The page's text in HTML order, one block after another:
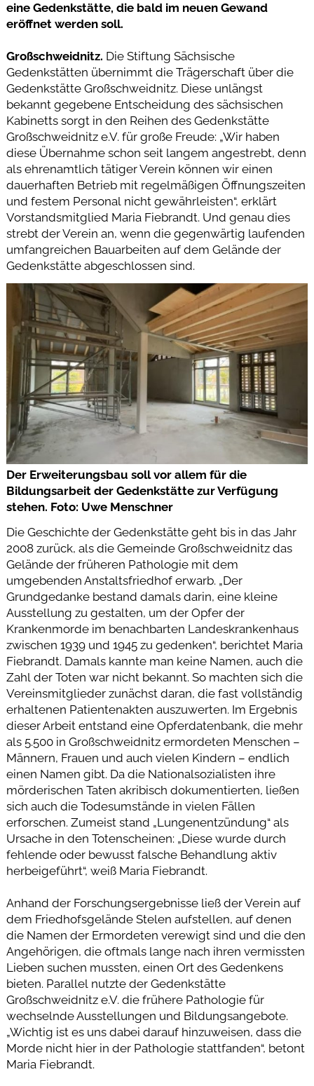
eine Gedenkstätte, die bald im neuen Gewand
eröffnet werden soll.
Großschweidnitz. Die Stiftung Sächsische
Gedenkstätten übernimmt die Trägerschaft über die
Gedenkstätte Großschweidnitz. Diese unlängst
bekannt gegebene Entscheidung des sächsischen
Kabinetts sorgt in den Reihen des Gedenkstätte
Großschweidnitz e.V. für große Freude: „Wir haben
diese Übernahme schon seit langem angestrebt, denn
als ehrenamtlich tätiger Verein können wir einen
dauerhaften Betrieb mit regelmäßigen Öffnungszeiten
und festem Personal nicht gewährleisten“, erklärt
Vorstandsmitglied Maria Fiebrandt. Und genau dies
strebt der Verein an, wenn die gegenwärtig laufenden
umfangreichen Bauarbeiten auf dem Gelände der
Gedenkstätte abgeschlossen sind.
Der Erweiterungsbau soll vor allem für die
Bildungsarbeit der Gedenkstätte zur Verfügung
stehen. Foto: Uwe Menschner
Die Geschichte der Gedenkstätte geht bis in das Jahr
2008 zurück, als die Gemeinde Großschweidnitz das
Gelände der früheren Pathologie mit dem
umgebenden Anstaltsfriedhof erwarb. „Der
Grundgedanke bestand damals darin, eine kleine
Ausstellung zu gestalten, um der Opfer der
Krankenmorde im benachbarten Landeskrankenhaus
zwischen 1939 und 1945 zu gedenken“, berichtet Maria
Fiebrandt. Damals kannte man keine Namen, auch die
Zahl der Toten war nicht bekannt. So machten sich die
Vereinsmitglieder zunächst daran, die fast vollständig
erhaltenen Patientenakten auszuwerten. Im Ergebnis
dieser Arbeit entstand eine Opferdatenbank, die mehr
als 5.500 in Großschweidnitz ermordeten Menschen –
Männern, Frauen und auch vielen Kindern – endlich
einen Namen gibt. Da die Nationalsozialisten ihre
mörderischen Taten akribisch dokumentierten, ließen
sich auch die Todesumstände in vielen Fällen
erforschen. Zumeist stand „Lungenentzündung“ als
Ursache in den Totenscheinen: „Diese wurde durch
fehlende oder bewusst falsche Behandlung aktiv
herbeigeführt“, weiß Maria Fiebrandt.
Anhand der Forschungsergebnisse ließ der Verein auf
dem Friedhofsgelände Stelen aufstellen, auf denen
die Namen der Ermordeten verewigt sind und die den
Angehörigen, die oftmals lange nach ihren vermissten
Lieben suchen mussten, einen Ort des Gedenkens
bieten. Parallel nutzte der Gedenkstätte
Großschweidnitz e.V. die frühere Pathologie für
wechselnde Ausstellungen und Bildungsangebote.
„Wichtig ist es uns dabei darauf hinzuweisen, dass die
Morde nicht hier in der Pathologie stattfanden“, betont
Maria Fiebrandt.